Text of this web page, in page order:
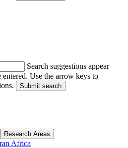
Search suggestions appear
entered. Use the arrow keys to
Submit search
Research Areas
Africa